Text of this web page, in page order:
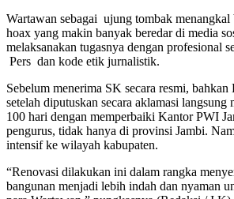
Wartawan sebagai ujung tombak menangkal
hoax yang makin banyak beredar di media
melaksanakan tugasnya dengan profesional
Pers dan kode etik jurnalistik.
Sebelum menerima SK secara resmi,
setelah diputuskan secara aklamasi langsung
100 hari dengan memperbaiki Kantor PWI
pengurus, tidak hanya di provinsi Jambi.
intensif ke wilayah kabupaten.
“Renovasi dilakukan ini dalam rangka
bangunan menjadi lebih indah dan nyaman